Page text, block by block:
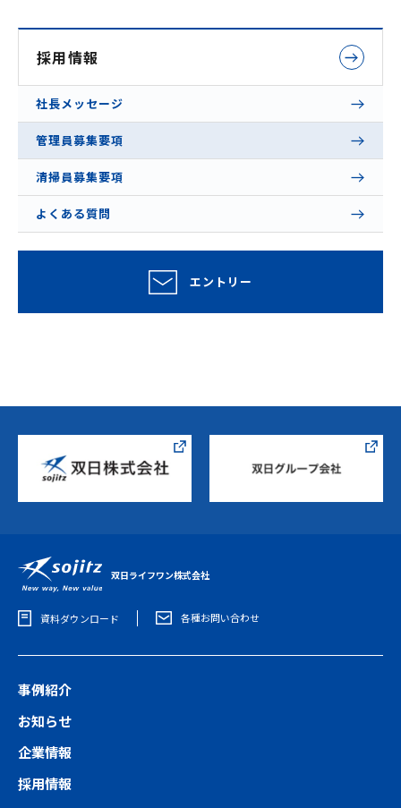
採用情報
社長メッセージ
管理員募集要項
清掃員募集要項
よくある質問
エントリー
双日ライフワン株式会社
資料ダウンロード 各種お問い合わせ
事例紹介
お知らせ
企業情報
採用情報